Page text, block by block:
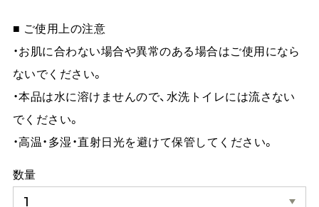
■ ご使用上の注意
・お肌に合わない場合や異常のある場合はご使用になら
ないでください。
・本品は水に溶けませんので、水洗トイレには流さない
でください。
・高温・多湿・直射日光を避けて保管してください。
数量